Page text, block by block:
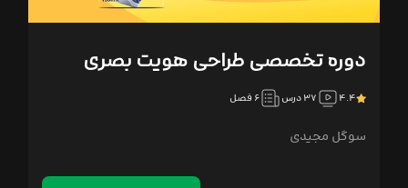
دوره تخصصی طراحی هویت بصری
۴.۴ ۳۷ درس ۶ فصل
سوگل مجیدی